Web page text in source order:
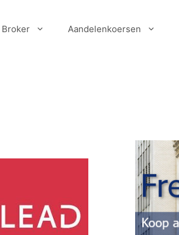
Broker Aandelenkoersen